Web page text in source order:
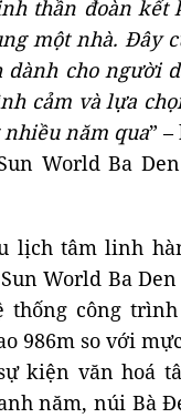
thần đoàn kết
một nhà. Đây
dành cho người
cảm và lựa
năm qua”
World Ba
lịch tâm linh
World Ba
thống công
986m so với
kiện văn hoá
năm, núi Bà